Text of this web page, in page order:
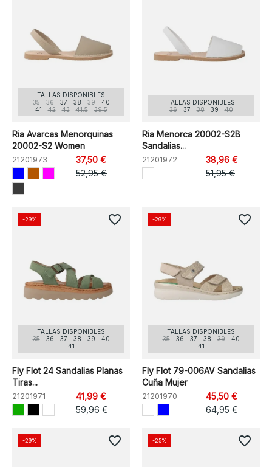
TALLAS DISPONIBLES
35
36 37 38 39
40
41
42 43 41.5 39.5
Ria Avarcas Menorquinas
20002-S2 Women
21201973
37,50 €
52,95 €
TALLAS DISPONIBLES
36
37 38 39 40
Ria Menorca 20002-S2B
Sandalias...
21201972
38,96 €
51,95 €
TALLAS DISPONIBLES
35
36 37 38 39
40
41
Fly Flot 24 Sandalias Planas
Tiras...
21201971
41,99 €
59,96 €
-29% favorite_border
TALLAS DISPONIBLES
35
36 37 38 39
40
41
Fly Flot 79-006AV Sandalias
Cuña Mujer
21201970
45,50 €
64,95 €
-29% favorite_border
-29% favorite_border -25% favorite_border